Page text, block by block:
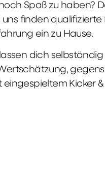
Spaß zu haben?
finden
ein zu Hause.
dich
Kicker